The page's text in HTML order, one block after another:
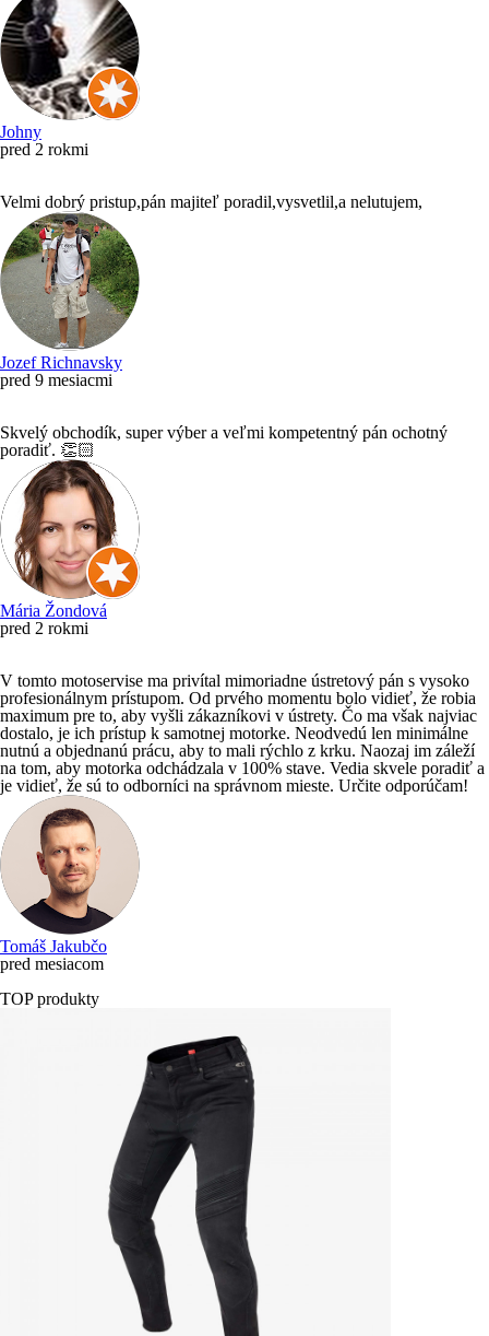
Johny
pred 2 rokmi
Velmi dobrý pristup,pán majiteľ poradil,vysvetlil,a nelutujem,
Jozef Richnavsky
pred 9 mesiacmi
Skvelý obchodík, super výber a veľmi kompetentný pán ochotný
poradiť. 👏🏻
Mária Žondová
pred 2 rokmi
V tomto motoservise ma privítal mimoriadne ústretový pán s vysoko
profesionálnym prístupom. Od prvého momentu bolo vidieť, že robia
maximum pre to, aby vyšli zákazníkovi v ústrety. Čo ma však najviac
dostalo, je ich prístup k samotnej motorke. Neodvedú len minimálne
nutnú a objednanú prácu, aby to mali rýchlo z krku. Naozaj im záleží
na tom, aby motorka odchádzala v 100% stave. Vedia skvele poradiť a
je vidieť, že sú to odborníci na správnom mieste. Určite odporúčam!
Tomáš Jakubčo
pred mesiacom
TOP produkty